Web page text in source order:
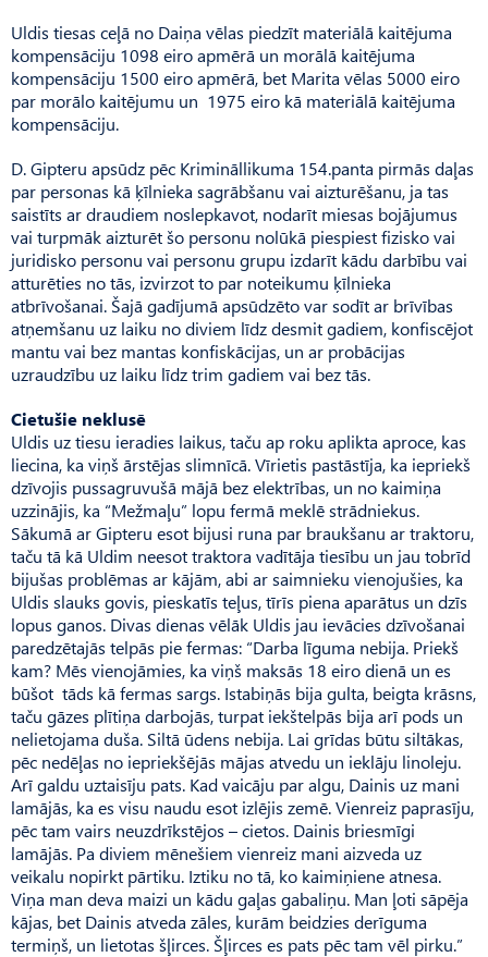
Uldis tiesas ceļā no Daiņa vēlas piedzīt materiālā kaitējuma
kompensāciju 1098 eiro apmērā un morālā kaitējuma
kompensāciju 1500 eiro apmērā, bet Marita vēlas 5000 eiro
par morālo kaitējumu un 1975 eiro kā materiālā kaitējuma
kompensāciju.
D. Gipteru apsūdz pēc Krimināllikuma 154.panta pirmās daļas
par personas kā ķīlnieka sagrābšanu vai aizturēšanu, ja tas
saistīts ar draudiem noslepkavot, nodarīt miesas bojājumus
vai turpmāk aizturēt šo personu nolūkā piespiest fizisko vai
juridisko personu vai personu grupu izdarīt kādu darbību vai
atturēties no tās, izvirzot to par noteikumu ķīlnieka
atbrīvošanai. Šajā gadījumā apsūdzēto var sodīt ar brīvības
atņemšanu uz laiku no diviem līdz desmit gadiem, konfiscējot
mantu vai bez mantas konfiskācijas, un ar probācijas
uzraudzību uz laiku līdz trim gadiem vai bez tās.
Cietušie neklusē
Uldis uz tiesu ieradies laikus, taču ap roku aplikta aproce, kas
liecina, ka viņš ārstējas slimnīcā. Vīrietis pastāstīja, ka iepriekš
dzīvojis pussagruvušā mājā bez elektrības, un no kaimiņa
uzzinājis, ka “Mežmaļu” lopu fermā meklē strādniekus.
Sākumā ar Gipteru esot bijusi runa par braukšanu ar traktoru,
taču tā kā Uldim neesot traktora vadītāja tiesību un jau tobrīd
bijušas problēmas ar kājām, abi ar saimnieku vienojušies, ka
Uldis slauks govis, pieskatīs teļus, tīrīs piena aparātus un dzīs
lopus ganos. Divas dienas vēlāk Uldis jau ievācies dzīvošanai
paredzētajās telpās pie fermas: “Darba līguma nebija. Priekš
kam? Mēs vienojāmies, ka viņš maksās 18 eiro dienā un es
būšot tāds kā fermas sargs. Istabiņās bija gulta, beigta krāsns,
taču gāzes plītiņa darbojās, turpat iekštelpās bija arī pods un
nelietojama duša. Siltā ūdens nebija. Lai grīdas būtu siltākas,
pēc nedēļas no iepriekšējās mājas atvedu un ieklāju linoleju.
Arī galdu uztaisīju pats. Kad vaicāju par algu, Dainis uz mani
lamājās, ka es visu naudu esot izlējis zemē. Vienreiz paprasīju,
pēc tam vairs neuzdrīkstējos – cietos. Dainis briesmīgi
lamājās. Pa diviem mēnešiem vienreiz mani aizveda uz
veikalu nopirkt pārtiku. Iztiku no tā, ko kaimiņiene atnesa.
Viņa man deva maizi un kādu gaļas gabaliņu. Man ļoti sāpēja
kājas, bet Dainis atveda zāles, kurām beidzies derīguma
termiņš, un lietotas šļirces. Šļirces es pats pēc tam vēl pirku.”